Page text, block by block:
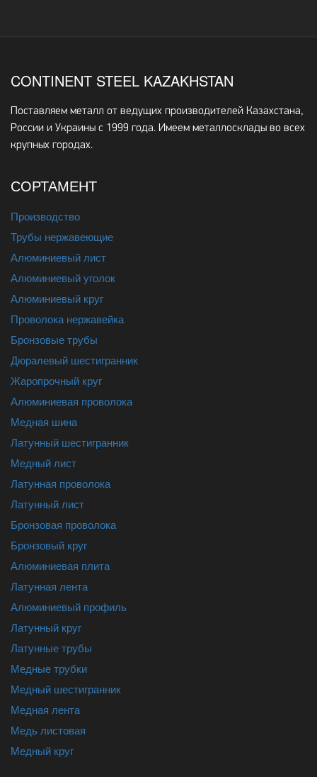
CONTINENT STEEL KAZAKHSTAN
Поставляем металл от ведущих производителей Казахстана,
России и Украины с 1999 года. Имеем металлосклады во всех
крупных городах.
СОРТАМЕНТ
Производство
Трубы нержавеющие
Алюминиевый лист
Алюминиевый уголок
Алюминиевый круг
Проволока нержавейка
Бронзовые трубы
Дюралевый шестигранник
Жаропрочный круг
Алюминиевая проволока
Медная шина
Латунный шестигранник
Медный лист
Латунная проволока
Латунный лист
Бронзовая проволока
Бронзовый круг
Алюминиевая плита
Латунная лента
Алюминиевый профиль
Латунный круг
Латунные трубы
Медные трубки
Медный шестигранник
Медная лента
Медь листовая
Медный круг